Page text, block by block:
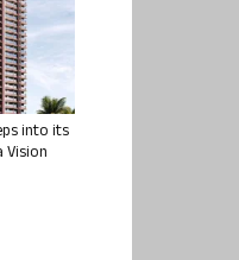
into its
Vision